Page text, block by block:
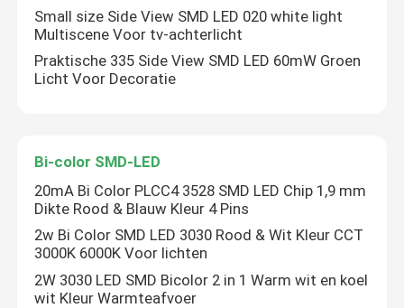
Small size Side View SMD LED 020 white light
Multiscene Voor tv-achterlicht
Praktische 335 Side View SMD LED 60mW Groen
Licht Voor Decoratie
Bi-color SMD-LED
20mA Bi Color PLCC4 3528 SMD LED Chip 1,9 mm
Dikte Rood & Blauw Kleur 4 Pins
2w Bi Color SMD LED 3030 Rood & Wit Kleur CCT
3000K 6000K Voor lichten
2W 3030 LED SMD Bicolor 2 in 1 Warm wit en koel
wit Kleur Warmteafvoer